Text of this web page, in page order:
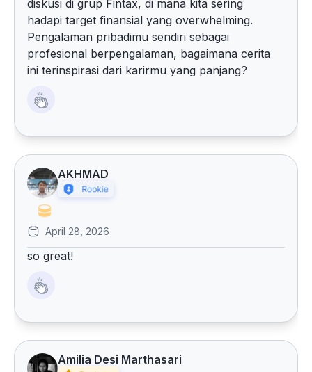
diskusi di grup Fintax, di mana kita sering
hadapi target finansial yang overwhelming.
Pengalaman pribadimu sendiri sebagai
profesional berpengalaman, bagaimana cerita
ini terinspirasi dari karirmu yang panjang?
AKHMAD
April 28, 2026
so great!
Amilia Desi Marthasari